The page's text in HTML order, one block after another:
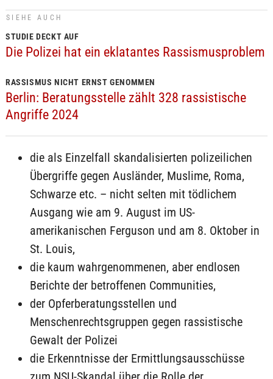
SIEHE AUCH
STUDIE DECKT AUF
Die Polizei hat ein eklatantes Rassismusproblem
RASSISMUS NICHT ERNST GENOMMEN
Berlin: Beratungsstelle zählt 328 rassistische
Angriffe 2024
die als Einzelfall skandalisierten polizeilichen
Übergriffe gegen Ausländer, Muslime, Roma,
Schwarze etc. – nicht selten mit tödlichem
Ausgang wie am 9. August im US-
amerikanischen Ferguson und am 8. Oktober in
St. Louis,
die kaum wahrgenommenen, aber endlosen
Berichte der betroffenen Communities,
der Opferberatungsstellen und
Menschenrechtsgruppen gegen rassistische
Gewalt der Polizei
die Erkenntnisse der Ermittlungsausschüsse